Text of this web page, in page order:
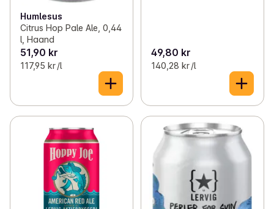
Humlesus
Citrus Hop Pale Ale, 0,44
l, Haand
51,90 kr
117,95 kr /l
49,80 kr
140,28 kr /l